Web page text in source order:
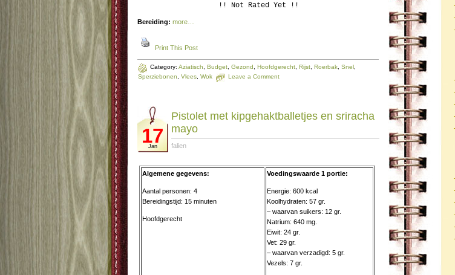
!! Not Rated Yet !!
Bereiding: more…
Print This Post
Category: Aziatisch Budget Gezond Hoofdgerecht Rijst Roerbak Snel
Sperziebonen
Vlees Wok Leave a Comment
17
Jan
Pistolet met kipgehaktballetjes en sriracha
mayo
falien
Algemene gegevens:
Aantal personen: 4
Bereidingstijd: 15 minuten
Hoofdgerecht
Voedingswaarde 1 portie:
Energie: 600 kcal
Koolhydraten: 57 gr.
– waarvan suikers: 12 gr.
Natrium: 640 mg.
Eiwit: 24 gr.
Vet: 29 gr.
– waarvan verzadigd: 5 gr.
Vezels: 7 gr.